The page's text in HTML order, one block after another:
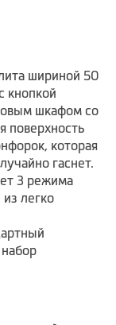
шириной 50
кнопкой
шкафом со
поверхность
которая
гаснет.
3 режима
легко